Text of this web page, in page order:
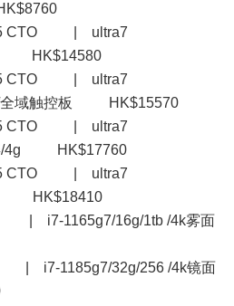
CTO | ultra7
HK$14580
CTO | ultra7
/全域触控板 HK$15570
CTO | ultra7
屏/4g HK$17760
CTO | ultra7
HK$18410
| i7-1165g7/16g/1tb /4k雾面
| i7-1185g7/32g/256 /4k镜面